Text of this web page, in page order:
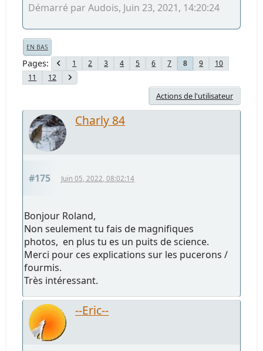
Démarré par Audois, Juin 23, 2021, 14:20:24
EN BAS
Pages 1 2 3 4 5 6 7 8 9
10
11
12
Actions de l'utilisateur
Charly 84
#175 Juin 05, 2022, 08:02:14
Bonjour Roland,
Non seulement tu fais de magnifiques
photos, en plus tu es un puits de science.
Merci pour ces explications sur les pucerons /
fourmis.
Très intéressant.
--Eric--